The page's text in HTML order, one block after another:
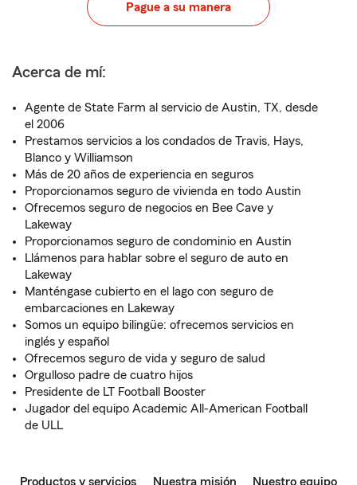
Pague a su manera
Acerca de mí:
Agente de State Farm al servicio de Austin, TX, desde
el 2006
Prestamos servicios a los condados de Travis, Hays,
Blanco y Williamson
Más de 20 años de experiencia en seguros
Proporcionamos seguro de vivienda en todo Austin
Ofrecemos seguro de negocios en Bee Cave y
Lakeway
Proporcionamos seguro de condominio en Austin
Llámenos para hablar sobre el seguro de auto en
Lakeway
Manténgase cubierto en el lago con seguro de
embarcaciones en Lakeway
Somos un equipo bilingüe: ofrecemos servicios en
inglés y español
Ofrecemos seguro de vida y seguro de salud
Orgulloso padre de cuatro hijos
Presidente de LT Football Booster
Jugador del equipo Academic All-American Football
de ULL
Productos y servicios Nuestra misión Nuestro equipo